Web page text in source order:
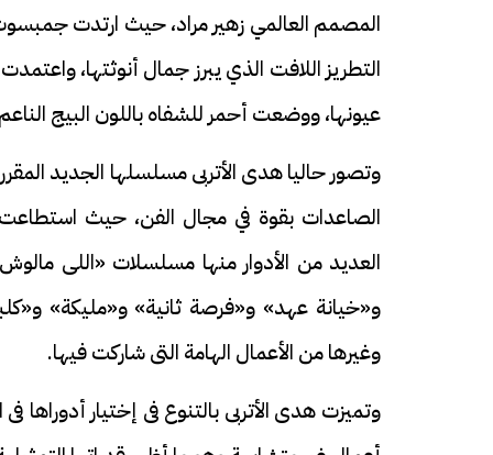
المصمم العالمي زهير مراد، حيث ارتدت
التطريز اللافت الذي يبرز جمال أنوثتها،
عيونها، ووضعت أحمر للشفاه باللون البيج
وتصور حاليا هدى الأتربى مسلسلها الجديد
الصاعدات بقوة في مجال الفن، حيث استطاعت
و«خيانة عهد» و«فرصة ثانية» و«مليكة»
وغيرها من الأعمال الهامة التى شاركت فيها.
وتميزت هدى الأتربى بالتنوع فى إختيار